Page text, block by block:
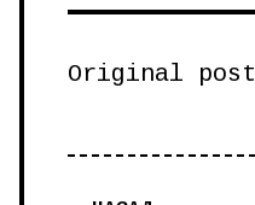
Original post